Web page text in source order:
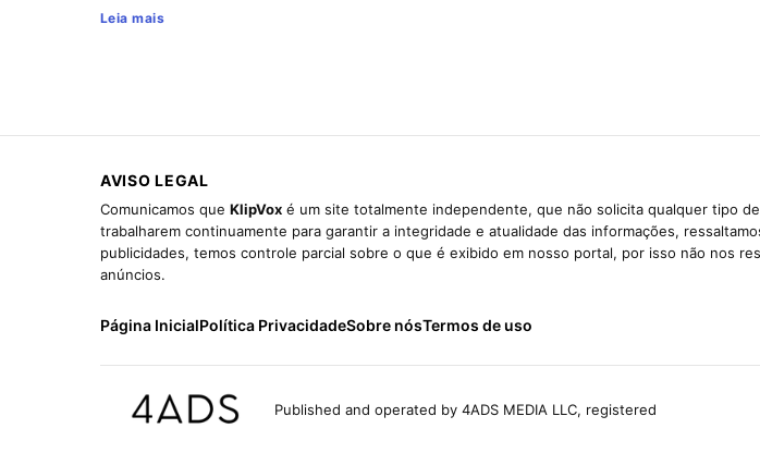
Leia mais
AVISO LEGAL
Comunicamos que KlipVox é um site totalmente independente, que não solicita qualquer tipo
trabalharem continuamente para garantir a integridade e atualidade das informações,
publicidades, temos controle parcial sobre o que é exibido em nosso portal, por isso não nos
anúncios.
Página InicialPolítica PrivacidadeSobre nósTermos de uso
Published and operated by 4ADS MEDIA LLC, registered